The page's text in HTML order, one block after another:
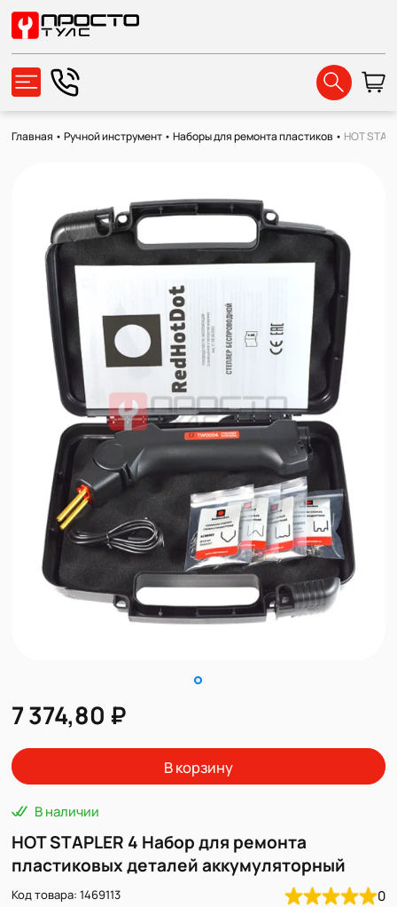
Главная •Ручной инструмент •Наборы для ремонта пластиков • HOT
7 374,80 ₽
В корзину
В наличии
HOT STAPLER 4 Набор для ремонта
пластиковых деталей аккумуляторный
Код товара: 1469113 0